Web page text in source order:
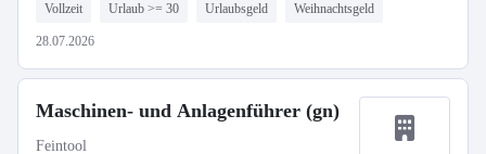
Vollzeit Urlaub >= 30 Urlaubsgeld Weihnachtsgeld
28.07.2026
Maschinen- und Anlagenführer (gn)
Feintool